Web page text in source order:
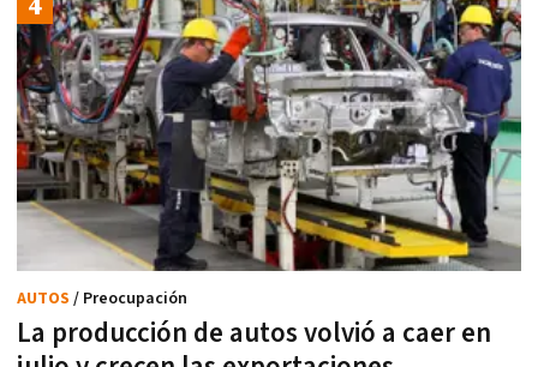
La producción de autos volvió a caer en
AUTOS / Preocupación